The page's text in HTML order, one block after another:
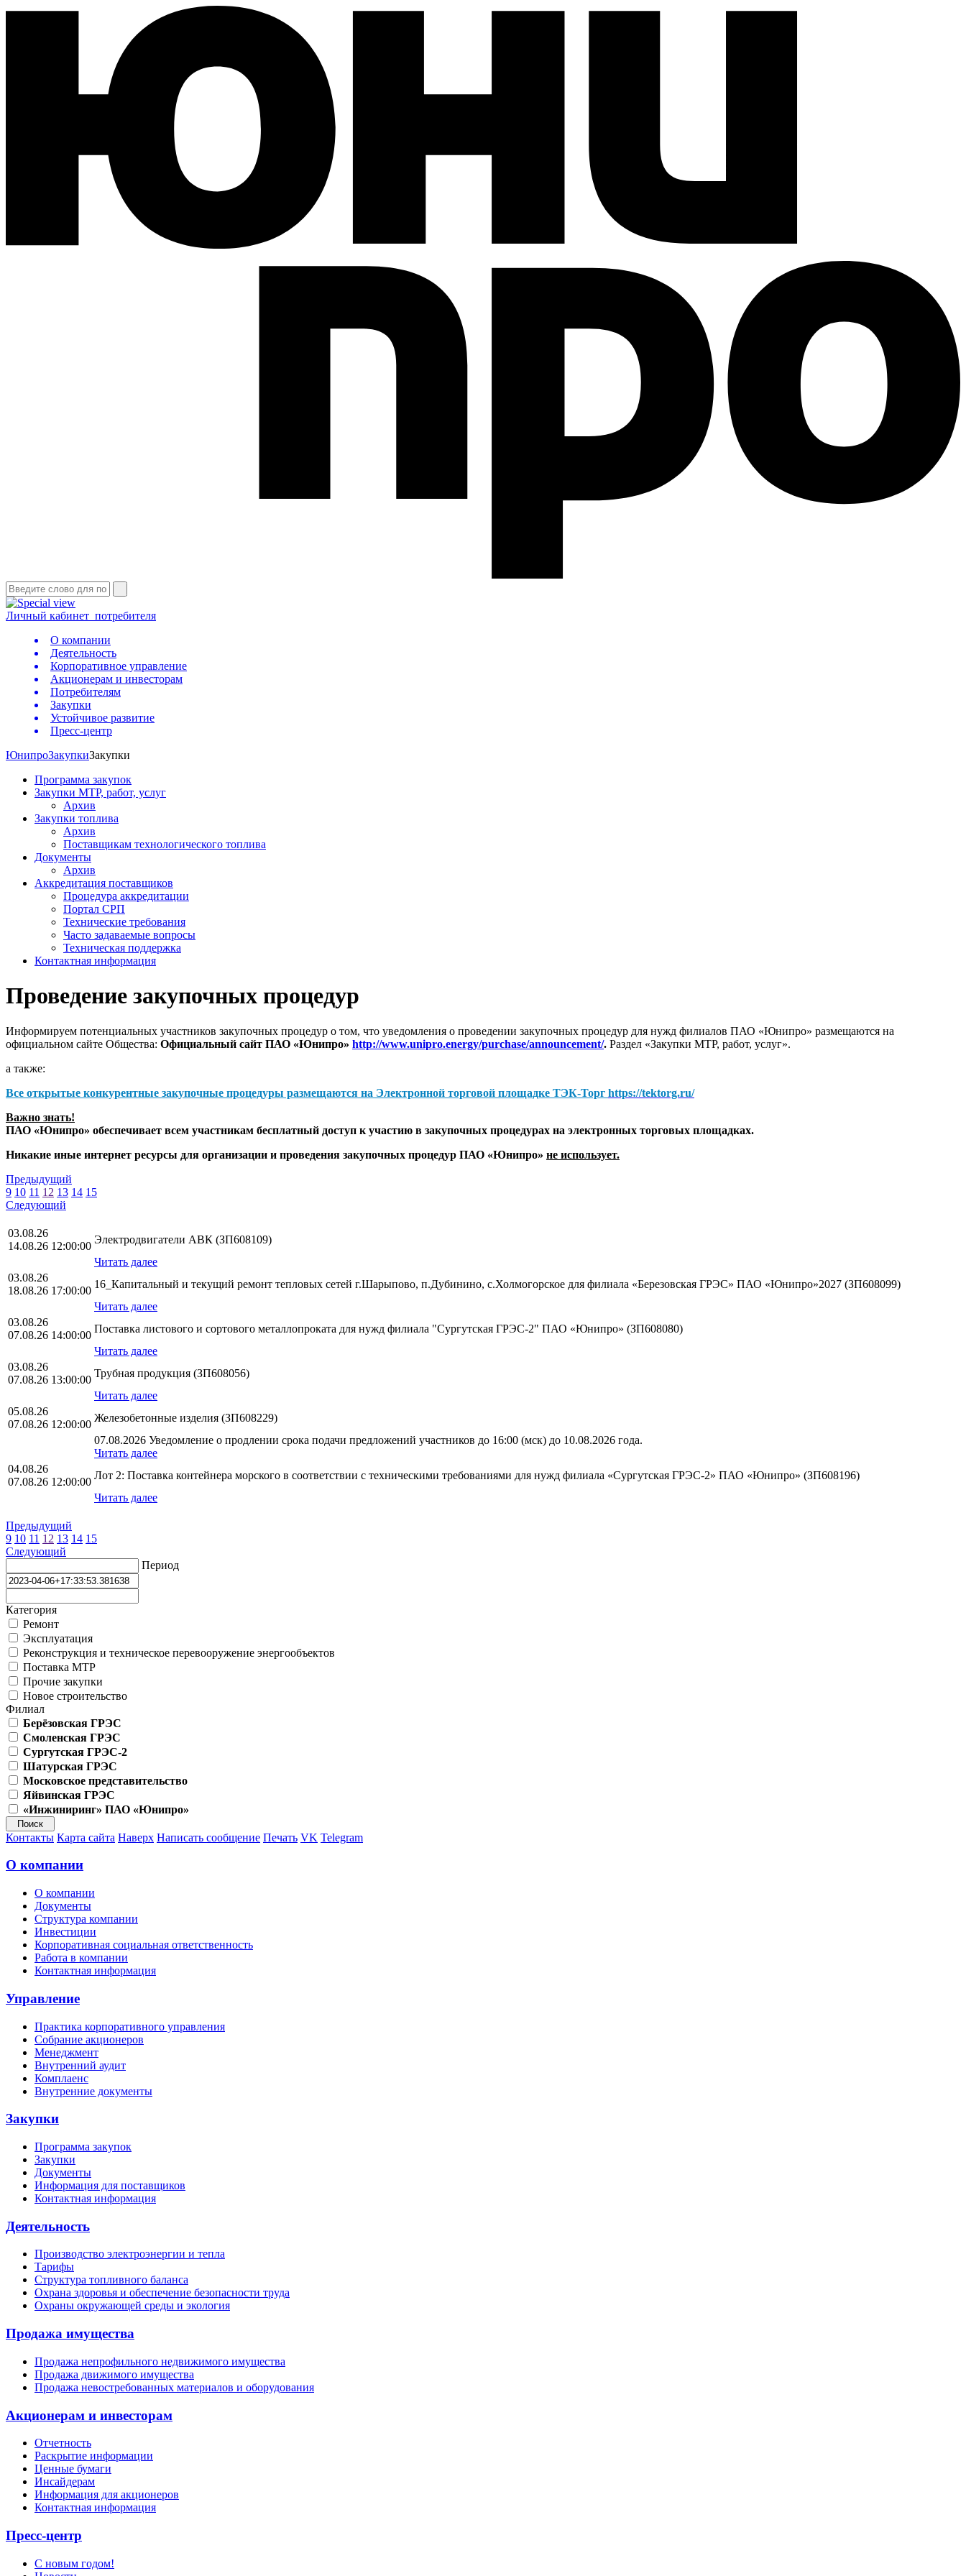
Личный кабинет потребителя
О компании
Деятельность
Корпоративное управление
Акционерам и инвесторам
Потребителям
Закупки
Устойчивое развитие
Пресс-центр
ЮнипроЗакупкиЗакупки
Программа закупок
Закупки МТР, работ, услуг
Архив
Закупки топлива
Архив
Поставщикам технологического топлива
Документы
Архив
Аккредитация поставщиков
Процедура аккредитации
Портал СРП
Технические требования
Часто задаваемые вопросы
Техническая поддержка
Контактная информация
Проведение закупочных процедур
Информируем потенциальных участников закупочных процедур о том, что уведомления о проведении закупочных процедур для нужд филиалов ПАО «Юнипро» размещаются на
официальном сайте Общества: Официальный сайт ПАО «Юнипро» http://www.unipro.energy/purchase/announcement/. Раздел «Закупки МТР, работ, услуг».
а также:
Все открытые конкурентные закупочные процедуры размещаются на Электронной торговой площадке ТЭК-Торг https://tektorg.ru/
Важно знать!
ПАО «Юнипро» обеспечивает всем участникам бесплатный доступ к участию в закупочных процедурах на электронных торговых площадках.
Никакие иные интернет ресурсы для организации и проведения закупочных процедур ПАО «Юнипро» не использует.
Предыдущий
9 10 11 12 13 14 15
Следующий
03.08.26
14.08.26 12:00:00
Электродвигатели АВК (ЗП608109)
Читать далее
03.08.26
18.08.26 17:00:00
16_Капитальный и текущий ремонт тепловых сетей г.Шарыпово, п.Дубинино, с.Холмогорское для филиала «Березовская ГРЭС» ПАО «Юнипро»2027 (ЗП608099)
Читать далее
03.08.26
07.08.26 14:00:00
Поставка листового и сортового металлопроката для нужд филиала "Сургутская ГРЭС-2" ПАО «Юнипро» (ЗП608080)
Читать далее
03.08.26
07.08.26 13:00:00
Трубная продукция (ЗП608056)
Читать далее
05.08.26
07.08.26 12:00:00
Железобетонные изделия (ЗП608229)
07.08.2026 Уведомление о продлении срока подачи предложений участников до 16:00 (мск) до 10.08.2026 года.
Читать далее
04.08.26
07.08.26 12:00:00
Лот 2: Поставка контейнера морского в соответствии с техническими требованиями для нужд филиала «Сургутская ГРЭС-2» ПАО «Юнипро» (ЗП608196)
Читать далее
Предыдущий
9 10 11 12 13 14 15
Следующий
Период
Категория
Ремонт
Эксплуатация
Реконструкция и техническое перевооружение энергообъектов
Поставка МТР
Прочие закупки
Новое строительство
Филиал
Берёзовская ГРЭС
Смоленская ГРЭС
Сургутская ГРЭС-2
Шатурская ГРЭС
Московское представительство
Яйвинская ГРЭС
«Инжиниринг» ПАО «Юнипро»
Контакты Карта сайта Наверх Написать сообщение Печать VK Telegram
О компании
О компании
Документы
Структура компании
Инвестиции
Корпоративная социальная ответственность
Работа в компании
Контактная информация
Управление
Практика корпоративного управления
Собрание акционеров
Менеджмент
Внутренний аудит
Комплаенс
Внутренние документы
Закупки
Программа закупок
Закупки
Документы
Информация для поставщиков
Контактная информация
Деятельность
Производство электроэнергии и тепла
Тарифы
Структура топливного баланса
Охрана здоровья и обеспечение безопасности труда
Охраны окружающей среды и экология
Продажа имущества
Продажа непрофильного недвижимого имущества
Продажа движимого имущества
Продажа невостребованных материалов и оборудования
Акционерам и инвесторам
Отчетность
Раскрытие информации
Ценные бумаги
Инсайдерам
Информация для акционеров
Контактная информация
Пресс-центр
С новым годом!